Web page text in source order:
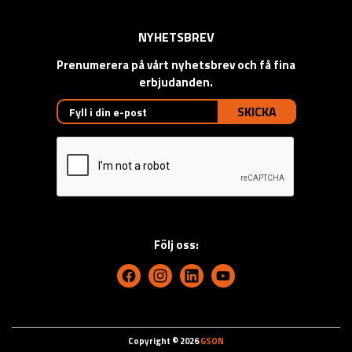
NYHETSBREV
Prenumerera på vårt nyhetsbrev och få fina
erbjudanden.
SKICKA
Följ oss:
Copyright © 2026GSON